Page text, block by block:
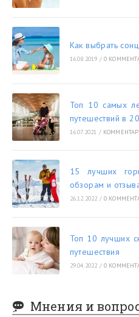
Как выбрать
16.08.2019 / 0
Топ 10 самых
путешествий в
16.07.2021 /
15 лучших
обзорам и
26.12.2022 / 0
Топ 10 лучших
путешествия
29.04.2022 / 0
Мнения и